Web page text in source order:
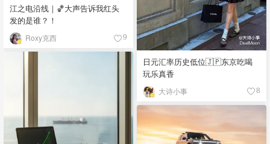
江之电沿线｜🏀大声告诉我红头
发的是谁？！
Roxy克西 9
日元汇率历史低位🇯🇵东京吃喝
玩乐真香
大诗小事 8